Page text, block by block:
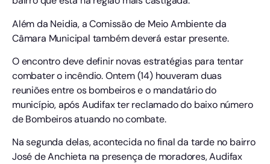
Além da Neidia, a Comissão de Meio Ambiente da
Câmara Municipal também deverá estar presente.
O encontro deve definir novas estratégias para tentar
combater o incêndio. Ontem (14) houveram duas
reuniões entre os bombeiros e o mandatário do
município, após Audifax ter reclamado do baixo número
de Bombeiros atuando no combate.
Na segunda delas, acontecida no final da tarde no bairro
José de Anchieta na presença de moradores, Audifax